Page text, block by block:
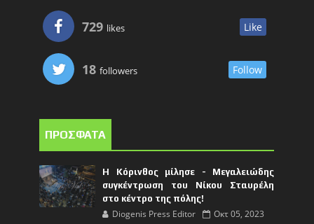
729 likes Like
18 followers Follow
ΠΡΟΣΦΑΤΑ
Η Κόρινθος μίλησε - Μεγαλειώδης
συγκέντρωση του Νίκου Σταυρέλη
στο κέντρο της πόλης!
Diogenis Press Editor Οκτ 05, 2023